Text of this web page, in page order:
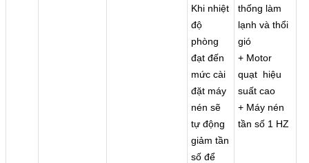
Khi nhiệt
độ
phòng
đạt đến
mức cài
đặt máy
nén sẽ
tự động
giảm tần
số để
thống làm
lạnh và thổi
gió
+ Motor
quạt hiệu
suất cao
+ Máy nén
tần số 1 HZ